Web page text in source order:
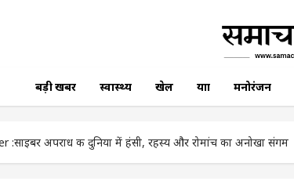
बड़ी खबर स्वास्थ्य खेल यात्रा मनोरंजन
अपराध की दुनिया में हंसी, रहस्य और रोमांच का अनोखा संगम